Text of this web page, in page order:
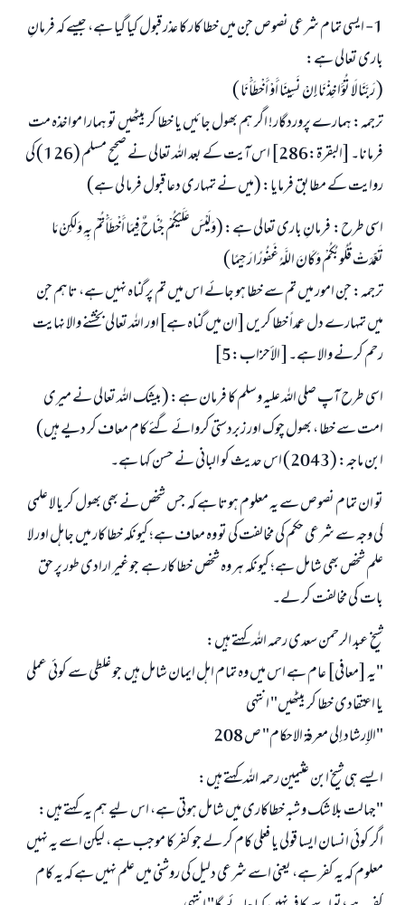
1- ایسی تمام شرعی نصوص جن میں خطا کار کا عذر قبول کیا گیا ہے، جیسے کہ فرمانِ
باری تعالی ہے:
( رَبَّنَا لَا تُؤَاخِذْنَا إِنْ نَسِينَا أَوْ أَخْطَأْنَا )
ترجمہ: ہمارے پروردگار! اگر ہم بھول جائیں یا خطا کر بیٹھیں تو ہمارا مواخذہ مت
فرمانا۔ [البقرة:286] اس آیت کے بعد اللہ تعالی نے صحیح مسلم (126) کی
روایت کے مطابق فرمایا: (میں نے تمہاری دعا قبول فرما لی ہے)
اسی طرح: فرمانِ باری تعالی ہے: (وَلَيْسَ عَلَيْكُمْ جُنَاحٌ فِيمَا أَخْطَأْتُمْ بِهِ وَلَكِنْ مَا
تَعَمَّدَتْ قُلُوبُكُمْ وَكَانَ اللَّهُ غَفُورًا رَحِيمًا)
ترجمہ: جن امور میں تم سے خطا ہو جائے اس میں تم پر گناہ نہیں ہے، تاہم جن
میں تمہارے دل عمداً خطا کریں [ان میں گناہ ہے]اور اللہ تعالی بخشنے والا نہایت
رحم کرنے والا ہے۔[ الأحزاب:5]
اسی طرح آپ صلی اللہ علیہ وسلم کا فرمان ہے: (بیشک اللہ تعالی نے میری
امت سے خطا ، بھول چوک اور زبردستی کروائے گئے کام معاف کر دیے ہیں)
ابن ماجہ: (2043) اس حدیث کو البانی نے حسن کہا ہے۔
تو ان تمام نصوص سے یہ معلوم ہوتا ہے کہ جس شخص نے بھی بھول کر یا لا علمی
کی وجہ سے شرعی حکم کی مخالفت کی تو وہ معاف ہے؛ کیونکہ خطا کار میں جاہل اور لا
علم شخص بھی شامل ہے؛ کیونکہ ہر وہ شخص خطا کار ہے جو غیر ارادی طور پر حق
بات کی مخالفت کر لے۔
شیخ عبد الرحمن سعدی رحمہ اللہ کہتے ہیں:
"یہ [معافی] عام ہے اس میں وہ تمام اہل ایمان شامل ہیں جو غلطی سے کوئی عملی
یا اعتقادی خطا کر بیٹھیں" انتہی
"الإرشاد إلى معرفة الاحكام" ص 208
ایسے ہی شیخ ابن عثیمین رحمہ اللہ کہتے ہیں:
"جہالت بلا شک و شبہ خطاکاری میں شامل ہوتی ہے، اس لیے ہم یہ کہتے ہیں:
اگر کوئی انسان ایسا قولی یا فعلی کام کر لے جو کفر کا موجب ہے ، لیکن اسے یہ نہیں
معلوم کہ یہ کفر ہے، یعنی اسے شرعی دلیل کی روشنی میں علم نہیں ہے کہ یہ کام